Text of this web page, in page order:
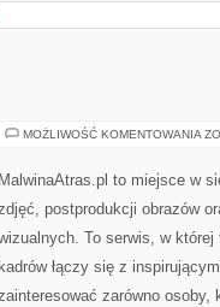
MOŻLIWOŚĆ KOMENTOWANIA
MalwinaAtras.pl to miejsce w
postprodukcji obrazów
To serwis, w
kadrów łączy się z
zarówno osoby,